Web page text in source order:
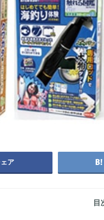
ア
目